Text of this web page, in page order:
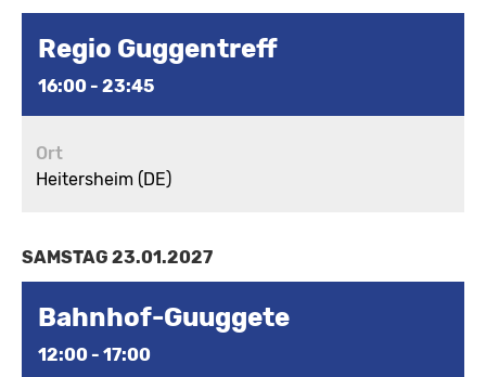
Regio Guggentreff
16:00 - 23:45
Ort
Heitersheim (DE)
SAMSTAG 23.01.2027
Bahnhof-Guuggete
12:00 - 17:00